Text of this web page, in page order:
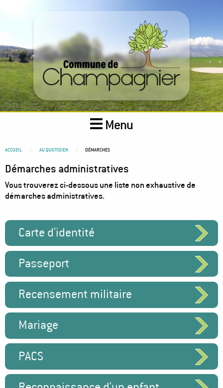
Menu
You
here
ACCUEIL AU QUOTIDIEN DÉMARCHES
Démarches administratives
Vous trouverez ci-dessous une liste non exhaustive de
démarches administratives.
Carte d'identité
Passeport
Recensement militaire
Mariage
PACS